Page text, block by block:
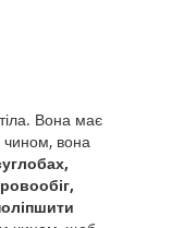
Вона має
чином, вона